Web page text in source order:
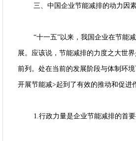
三、中国企业节能减排的动力因
“十一五”以来，我国企业在节能
展。应该说，节能减排的力度之大世
前列。处在当前的发展阶段与体制环
开展节能减>起到了有效的推动和促进
1.行政力量是企业节能减排的首